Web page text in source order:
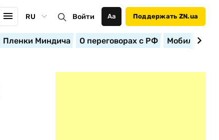
RU Войти Аа Поддержать ZN.ua
Пленки Миндича О переговорах с РФ